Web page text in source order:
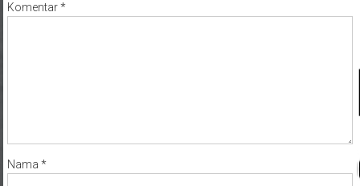
Komentar*
Nama *